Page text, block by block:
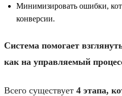
Минимизировать ошибки,
конверсии.
Система помогает
как на управляемый
Всего существует 4 этапа,